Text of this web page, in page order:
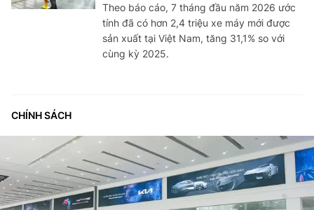
Theo báo cáo, 7 tháng đầu năm 2026 ước
tính đã có hơn 2,4 triệu xe máy mới được
sản xuất tại Việt Nam, tăng 31,1% so với
cùng kỳ 2025.
CHÍNH SÁCH